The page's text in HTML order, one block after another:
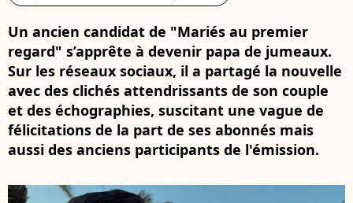
Un ancien candidat de "Mariés au premier
regard" s’apprête à devenir papa de jumeaux.
Sur les réseaux sociaux, il a partagé la nouvelle
avec des clichés attendrissants de son couple
et des échographies, suscitant une vague de
félicitations de la part de ses abonnés mais
aussi des anciens participants de l'émission.